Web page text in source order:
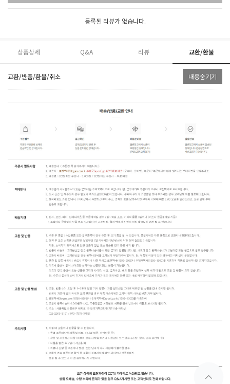
등록된 리뷰가 없습니다.
상품상세 Q&A 리뷰 교환/환불
교환/반품/환불/취소 내용숨기기